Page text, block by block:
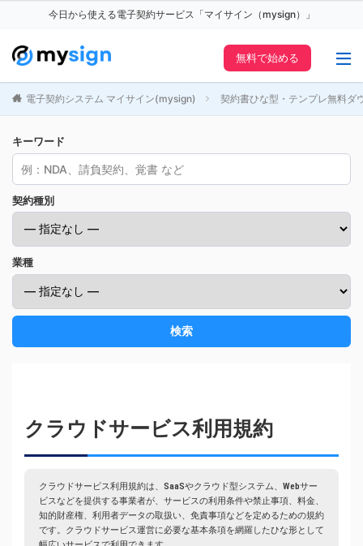
今日から使える電子契約サービス「マイサイン（mysign）」
無料で始める
電子契約システム マイサイン(mysign) 契約書ひな型・テンプレ無料ダ
キーワード
契約種別
業種
検索
クラウドサービス利用規約
クラウドサービス利用規約は、SaaSやクラウド型システム、Webサー
ビスなどを提供する事業者が、サービスの利用条件や禁止事項、料金、
知的財産権、利用者データの取扱い、免責事項などを定めるための規約
です。クラウドサービス運営に必要な基本条項を網羅したひな形として